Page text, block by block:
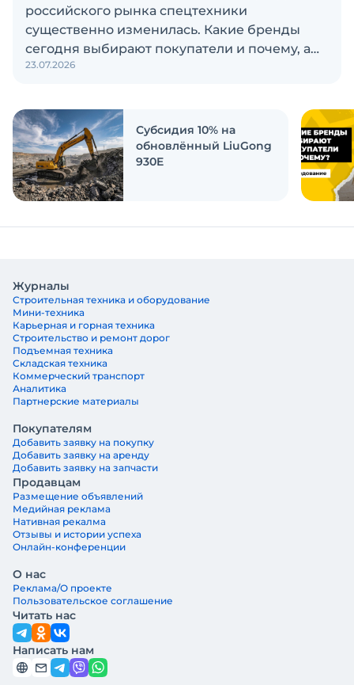
российского рынка спецтехники
существенно изменилась. Какие бренды
сегодня выбирают покупатели и почему, а
также кого считают лидерами рынка?
ответить на эти вопросы
23.07.2026
Субсидия 10% на
обновлённый LiuGong
930E
Журналы
Строительная техника и оборудование
Мини-техника
Карьерная и горная техника
Строительство и ремонт дорог
Подъемная техника
Складская техника
Коммерческий транспорт
Аналитика
Партнерские материалы
Покупателям
Добавить заявку на покупку
Добавить заявку на аренду
Добавить заявку на запчасти
Продавцам
Размещение объявлений
Медийная реклама
Нативная рекалма
Отзывы и истории успеха
Онлайн-конференции
О нас
Реклама/О проекте
Пользовательское соглашение
Читать нас
Написать нам